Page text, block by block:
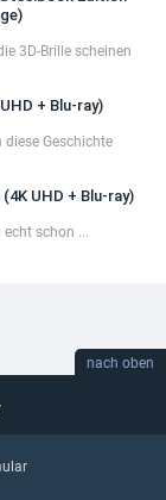
3D-Brille scheinen
+ Blu-ray)
Geschichte
UHD + Blu-ray)
schon ...
nach oben